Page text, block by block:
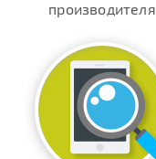
производителя